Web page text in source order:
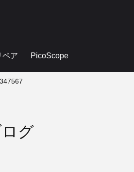
ペア PicoScope
グ